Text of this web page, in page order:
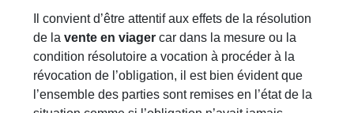
Il convient d’être attentif aux effets de la résolution
de lavente en viager car dans la mesure ou la
condition résolutoire a vocation à procéder à la
révocation de l’obligation, il est bien évident que
l’ensemble des parties sont remises en l’état de la